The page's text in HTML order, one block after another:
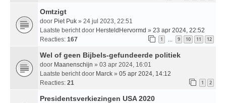
Omtzigt
door Piet Puk » 24 jul 2023, 22:51
Laatste bericht door HersteldHervormd » 23 apr 2024, 22:52
Reacties: 167 1 … 9 10 11 12
Wel of geen Bijbels-gefundeerde politiek
door Maanenschijn » 03 apr 2024, 16:01
Laatste bericht door Marck » 05 apr 2024, 14:12
Reacties: 21 1 2
Presidentsverkiezingen USA 2020